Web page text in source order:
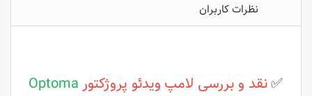
نظرات کاربران
✅نقد و بررسی لامپ ویدئو پروژکتورOptoma